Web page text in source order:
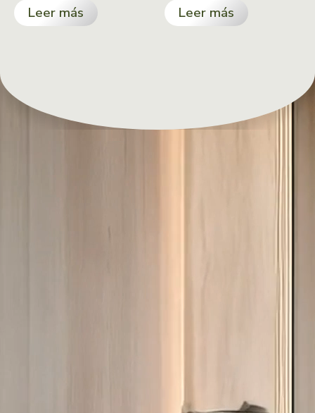
Leer más Leer más